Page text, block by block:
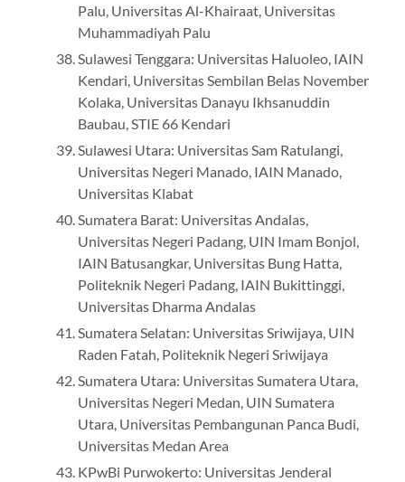
Palu, Universitas Al-Khairaat, Universitas
Muhammadiyah Palu
Sulawesi Tenggara: Universitas Haluoleo, IAIN
Kendari, Universitas Sembilan Belas November
Kolaka, Universitas Danayu Ikhsanuddin
Baubau, STIE 66 Kendari
Sulawesi Utara: Universitas Sam Ratulangi,
Universitas Negeri Manado, IAIN Manado,
Universitas Klabat
Sumatera Barat: Universitas Andalas,
Universitas Negeri Padang, UIN Imam Bonjol,
IAIN Batusangkar, Universitas Bung Hatta,
Politeknik Negeri Padang, IAIN Bukittinggi,
Universitas Dharma Andalas
Sumatera Selatan: Universitas Sriwijaya, UIN
Raden Fatah, Politeknik Negeri Sriwijaya
Sumatera Utara: Universitas Sumatera Utara,
Universitas Negeri Medan, UIN Sumatera
Utara, Universitas Pembangunan Panca Budi,
Universitas Medan Area
KPwBi Purwokerto: Universitas Jenderal